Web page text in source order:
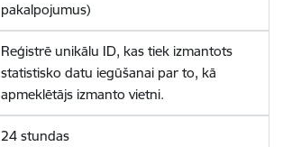
pakalpojumus)
Reģistrē unikālu ID, kas tiek izmantots
statistisko datu iegūšanai par to, kā
apmeklētājs izmanto vietni.
24 stundas